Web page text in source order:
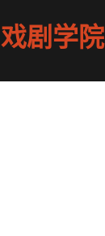
戏剧学院